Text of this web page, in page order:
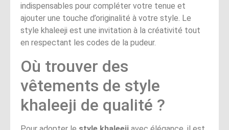
indispensables pour compléter votre tenue et
ajouter une touche d’originalité à votre style. Le
style khaleeji est une invitation à la créativité tout
en respectant les codes de la pudeur.
Où trouver des
vêtements de style
khaleeji de qualité ?